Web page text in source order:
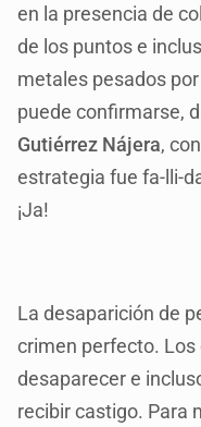
en la presencia de
de los puntos e
metales pesados
puede confirmarse,
Gutiérrez Nájera,
estrategia fue fa-lli-
¡Ja!
La desaparición de
crimen perfecto.
desaparecer e
recibir castigo. Para